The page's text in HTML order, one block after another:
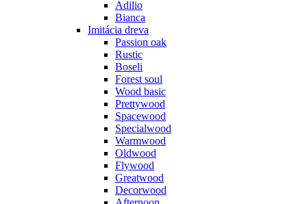
Adilio
Bianca
Imitácia dreva
Passion oak
Rustic
Boseli
Forest soul
Wood basic
Prettywood
Spacewood
Specialwood
Warmwood
Oldwood
Flywood
Greatwood
Decorwood